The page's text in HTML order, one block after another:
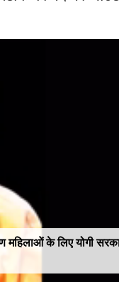
महिलाओं के लिए योगी